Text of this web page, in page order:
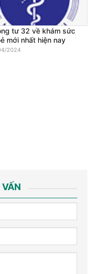
tư 32 về khám sức
mới nhất hiện nay
2024